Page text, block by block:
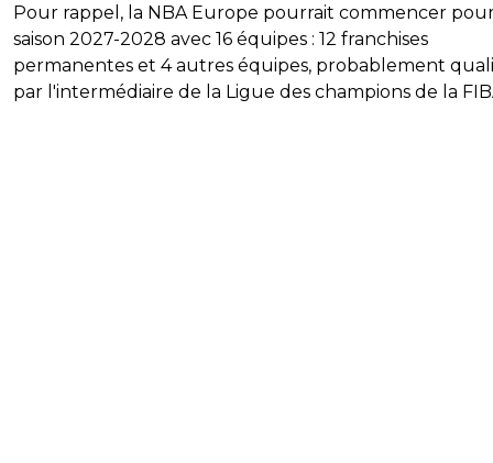
Pour rappel, la NBA Europe pourrait commencer
saison 2027-2028 avec 16 équipes : 12 franchises
permanentes et 4 autres équipes, probablement
par l'intermédiaire de la Ligue des champions de la